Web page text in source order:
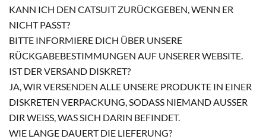
KANN ICH DEN CATSUIT ZURÜCKGEBEN, WENN ER
NICHT PASST?
BITTE INFORMIERE DICH ÜBER UNSERE
RÜCKGABEBESTIMMUNGEN AUF UNSERER WEBSITE.
IST DER VERSAND DISKRET?
JA, WIR VERSENDEN ALLE UNSERE PRODUKTE IN EINER
DISKRETEN VERPACKUNG, SODASS NIEMAND AUSSER D
IR WEISS, WAS SICH DARIN BEFINDET.
WIE LANGE DAUERT DIE LIEFERUNG?